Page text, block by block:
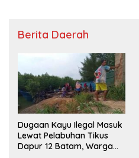
Berita Daerah
Dugaan Kayu Ilegal Masuk
Lewat Pelabuhan Tikus
Dapur 12 Batam, Warga